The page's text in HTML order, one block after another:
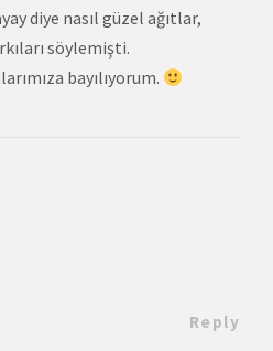
diye nasıl güzel ağıtlar,
söylemişti.
bayılıyorum.
Reply